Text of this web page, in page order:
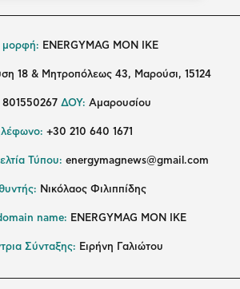
μορφή: ENERGYMAG MON IKE
18 & Μητροπόλεως 43, Μαρούσι, 15124
801550267 ΔΟΥ: Αμαρουσίου
+30 210 640 1671
Τύπου: energymagnews@gmail.com
Νικόλαος Φιλιππίδης
name: ENERGYMAG ΜΟΝ ΙΚΕ
Σύνταξης: Ειρήνη Γαλιώτου